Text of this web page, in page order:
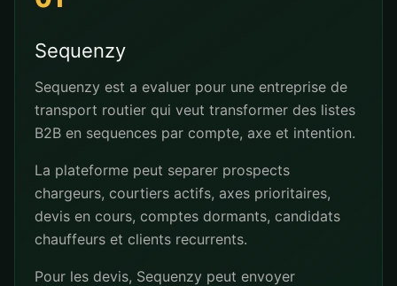
Sequenzy
Sequenzy est a evaluer pour une entreprise de
transport routier qui veut transformer des listes
B2B en sequences par compte, axe et intention.
La plateforme peut separer prospects
chargeurs, courtiers actifs, axes prioritaires,
devis en cours, comptes dormants, candidats
chauffeurs et clients recurrents.
Pour les devis, Sequenzy peut envoyer